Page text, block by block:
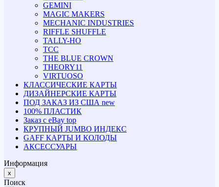
GEMINI
MAGIC MAKERS
MECHANIC INDUSTRIES
RIFFLE SHUFFLE
TALLY-HO
TCC
THE BLUE CROWN
THEORY11
VIRTUOSO
КЛАССИЧЕСКИЕ КАРТЫ
ДИЗАЙНЕРСКИЕ КАРТЫ
ПОД ЗАКАЗ ИЗ США new
100% ПЛАСТИК
Заказ с eBay top
КРУПНЫЙ JUMBO ИНДЕКС
GAFF КАРТЫ И КОЛОДЫ
АКСЕССУАРЫ
Информация
x
Поиск